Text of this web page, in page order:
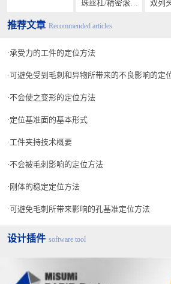
珠丝杠/精密滚珠
双列
推荐文章 Recommended articles
承受力的工件的定位方法
可避免受到毛刺和异物所带来的不良影响的定位基准结
不会使之变形的定位方法
定位基准面的基本形式
工件夹持技术概要
不会被毛刺影响的定位方法
刚体的稳定定位方法
可避免毛刺所带来影响的孔基准定位方法
设计插件 software tool